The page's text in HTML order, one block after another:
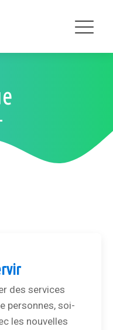
des services
personnes, soi-
les nouvelles